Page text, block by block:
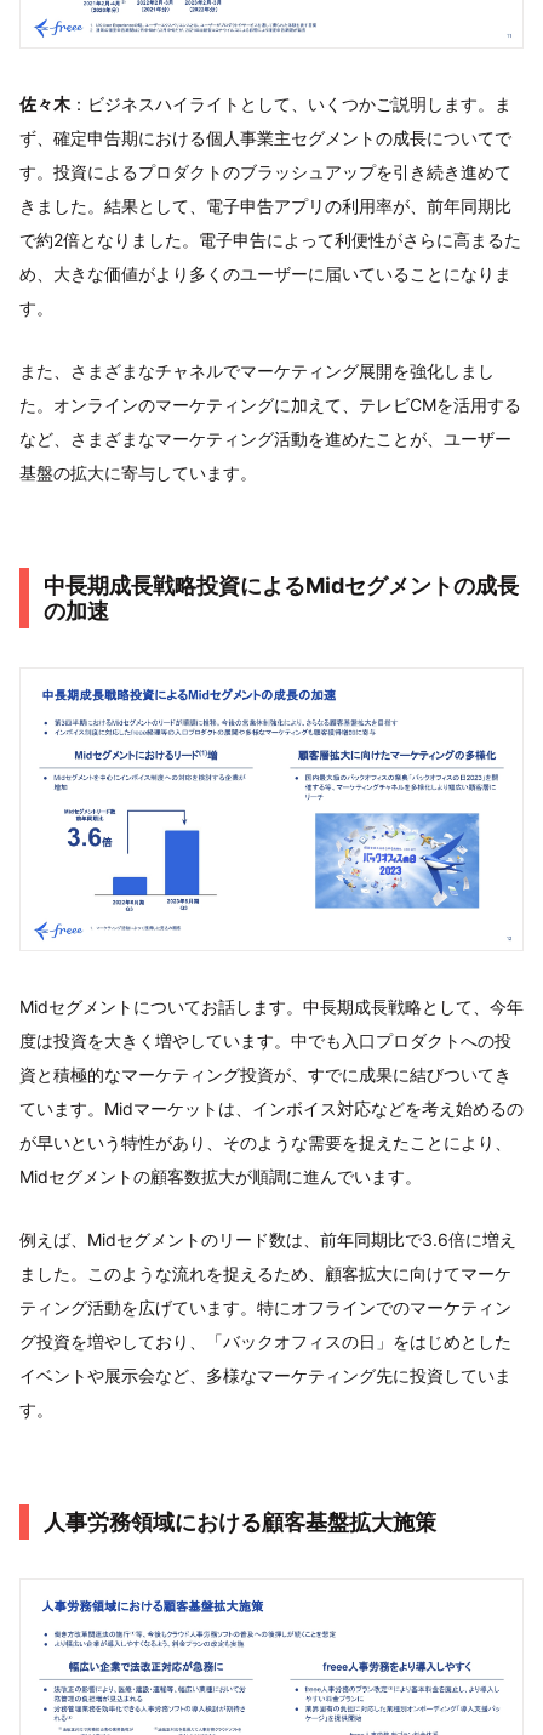
佐々木 ：ビジネスハイライトとして、いくつかご説明します。ま
ず、確定申告期における個人事業主セグメントの成長についてで
す。投資によるプロダクトのブラッシュアップを引き続き進めて
きました。結果として、電子申告アプリの利用率が、前年同期比
で約2倍となりました。電子申告によって利便性がさらに高まるた
め、大きな価値がより多くのユーザーに届いていることになりま
す。
また、さまざまなチャネルでマーケティング展開を強化しまし
た。オンラインのマーケティングに加えて、テレビCMを活用する
など、さまざまなマーケティング活動を進めたことが、ユーザー
基盤の拡大に寄与しています。
中長期成長戦略投資によるMidセグメントの成長
の加速
Midセグメントについてお話します。中長期成長戦略として、今年
度は投資を大きく増やしています。中でも入口プロダクトへの投
資と積極的なマーケティング投資が、すでに成果に結びついてき
ています。Midマーケットは、インボイス対応などを考え始めるの
が早いという特性があり、そのような需要を捉えたことにより、
Midセグメントの顧客数拡大が順調に進んでいます。
例えば、Midセグメントのリード数は、前年同期比で3.6倍に増え
ました。このような流れを捉えるため、顧客拡大に向けてマーケ
ティング活動を広げています。特にオフラインでのマーケティン
グ投資を増やしており、「バックオフィスの日」をはじめとした
イベントや展示会など、多様なマーケティング先に投資していま
す。
人事労務領域における顧客基盤拡大施策